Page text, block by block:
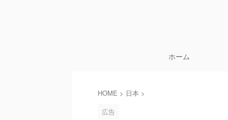
ホーム
HOME > 日本 >
広告